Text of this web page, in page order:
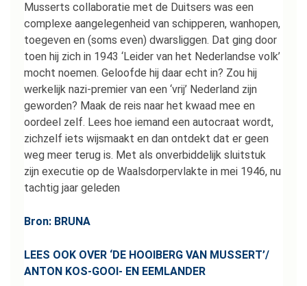
Musserts collaboratie met de Duitsers was een
complexe aangelegenheid van schipperen, wanhopen,
toegeven en (soms even) dwarsliggen. Dat ging door
toen hij zich in 1943 ‘Leider van het Nederlandse volk’
mocht noemen. Geloofde hij daar echt in? Zou hij
werkelijk nazi-premier van een ‘vrij’ Nederland zijn
geworden? Maak de reis naar het kwaad mee en
oordeel zelf. Lees hoe iemand een autocraat wordt,
zichzelf iets wijsmaakt en dan ontdekt dat er geen
weg meer terug is. Met als onverbiddelijk sluitstuk
zijn executie op de Waalsdorpervlakte in mei 1946, nu
tachtig jaar geleden
Bron: BRUNA
LEES OOK OVER ‘DE HOOIBERG VAN MUSSERT’/
ANTON KOS-GOOI- EN EEMLANDER